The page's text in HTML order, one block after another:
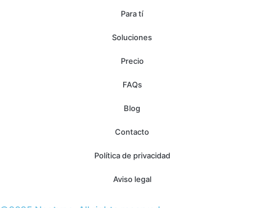
Para tí
Soluciones
Precio
FAQs
Blog
Contacto
Política de privacidad
Aviso legal